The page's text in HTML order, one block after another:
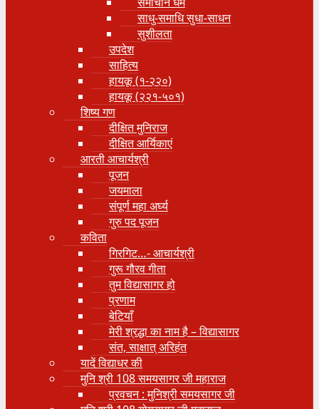
साधु-समाधि सुधा-साधन
सुशीलता
उपदेश
साहित्य
हायकू (१‍-२२०)
हायकू (२२१-५०१)
शिष्य गण
दीक्षित मुनिराज
दीक्षित आर्यिकाएं
आरती आचार्यश्री
पूजन
जयमाला
संपूर्ण महा अर्घ्य
गुरु पद पूजन
कविता
गिरगिट…- आचार्यश्री
गुरू गौरव गीता
तुम विद्यासागर हो
प्रणाम
बेटियाँ
मेरी श्रद्धा का नाम है – विद्यासागर
संत, साक्षात् अरिहंत
यादें विद्याधर की
मुनि श्री 108 समयसागर जी महाराज
प्रवचन : मुनिश्री समयसागर जी